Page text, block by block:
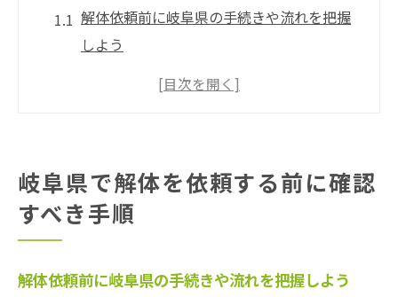
解体依頼前に岐阜県の手続きや流れを把握
しよう
失敗しないための解体業者比較ポイントと
依頼前に押さえるべき解体の注意事項とは
解体工事を円滑に進める段取りと事前準備
岐阜の解体業者ランキングを活用した選び
岐阜県で解体を依頼する前に確認
すべき手順
解体依頼前に岐阜県の手続きや流れを把握しよう